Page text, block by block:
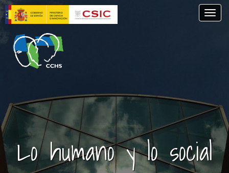
Pasar
al
contenido
principal
Lo humano y lo social